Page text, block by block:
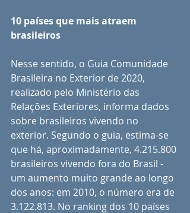
10 países que mais atraem
brasileiros
Nesse sentido, o Guia Comunidade
Brasileira no Exterior de 2020,
realizado pelo Ministério das
Relações Exteriores, informa dados
sobre brasileiros vivendo no
exterior. Segundo o guia, estima-se
que há, aproximadamente, 4.215.800
brasileiros vivendo fora do Brasil -
um aumento muito grande ao longo
dos anos: em 2010, o número era de
3.122.813. No ranking dos 10 países